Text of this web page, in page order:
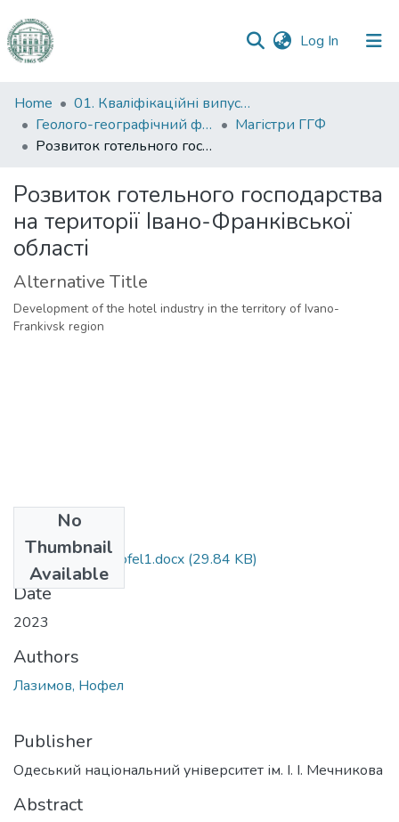
Log In (current)
Communities
&
Collections
Statistics
Home
01. Кваліфікаційні випускні роботи здобувачів вищої освіти
Геолого-географічний факультет
Магістри ГГФ
Розвиток готельного господарства на території Івано-Франківської області
Розвиток готельного господарства
на території Івано-Франківської
області
Alternative Title
Development of the hotel industry in the territory of Ivano-
Frankivsk region
No
Thumbnail
Available
242_Lazimov _Nofel1.docx (29.84 KB)
Date
2023
Authors
Лазимов, Нофел
Publisher
Одеський національний університет ім. І. І. Мечникова
Abstract